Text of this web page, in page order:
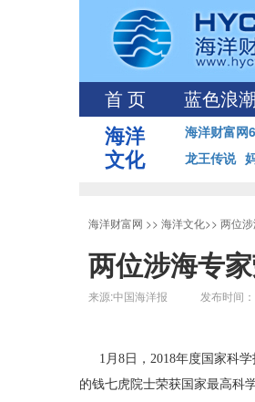
首 页 蓝色浪潮
海洋
文化
海洋财富网
龙王传说
海洋财富网 >> 海洋文化>> 两位
两位涉海专
来源:中国海洋报 发布时间：
1月8日，2018年度国家科学
的钱七虎院士荣获国家最高科